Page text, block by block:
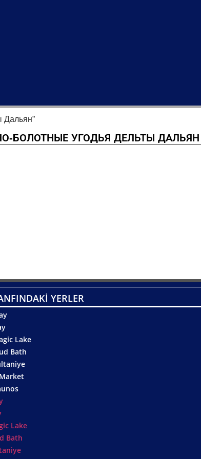
Дальян”
БОЛОТНЫЕ УГОДЬЯ ДЕЛЬТЫ ДАЛЬЯН
YERLER
Lake
Bath
Lake
Bath